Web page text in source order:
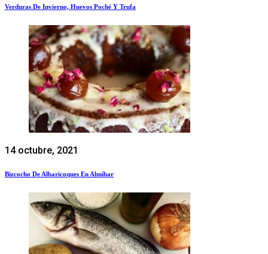
Verduras De Invierno, Huevos Poché Y Trufa
14 octubre, 2021
Bizcocho De Albaricoques En Almíbar